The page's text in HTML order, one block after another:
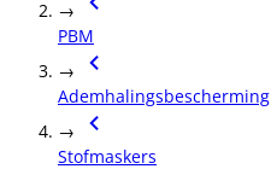
→
PBM
→
Ademhalingsbescherming
→
Stofmaskers